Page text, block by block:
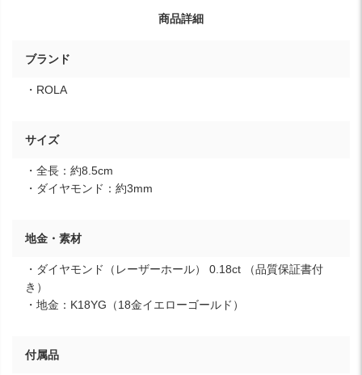
商品詳細
ブランド
・ROLA
サイズ
・全長：約8.5cm
・ダイヤモンド：約3mm
地金・素材
・ダイヤモンド（レーザーホール） 0.18ct （品質保証書付
き）
・地金：K18YG（18金イエローゴールド）
付属品